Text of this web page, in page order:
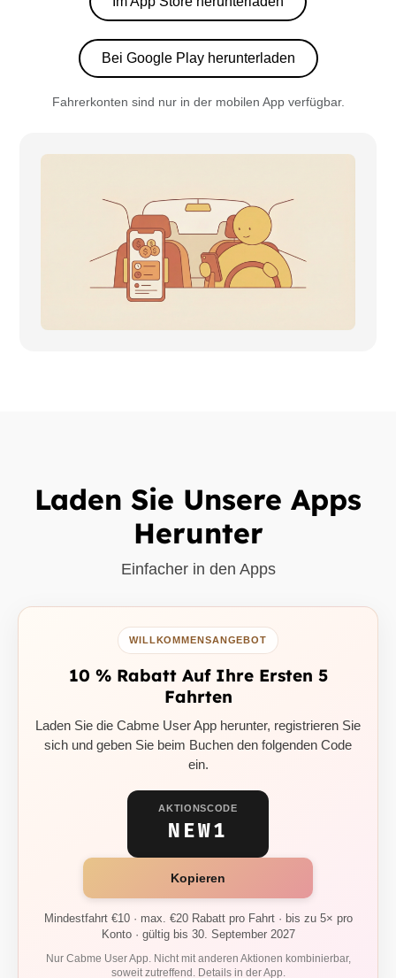
Bei Google Play herunterladen
Fahrerkonten sind nur in der mobilen App verfügbar.
Laden Sie Unsere Apps
Herunter
Einfacher in den Apps
WILLKOMMENSANGEBOT
10 % Rabatt Auf Ihre Ersten 5
Fahrten
Laden Sie die Cabme User App herunter, registrieren Sie
sich und geben Sie beim Buchen den folgenden Code
ein.
AKTIONSCODE
NEW1
Kopieren
Mindestfahrt €10 · max. €20 Rabatt pro Fahrt · bis zu 5× pro
Konto · gültig bis 30. September 2027
Nur Cabme User App. Nicht mit anderen Aktionen kombinierbar,
soweit zutreffend. Details in der App.